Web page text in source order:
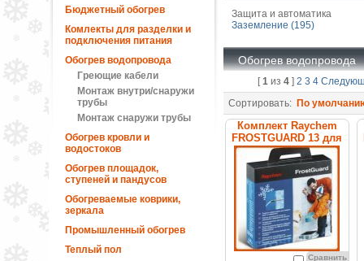
Бюджетный обогрев
Комлекты для разделки и
подключения питания
Обогрев водопровода
Греющие кабели
Монтаж внутри/снаружи
трубы
Монтаж снаружи трубы
Обогрев кровли и
водостоков
Обогрев площадок,
ступеней и пандусов
Обогреваемые коврики,
зеркала
Промышленный обогрев
Теплый пол
Защита и автоматика
Заземление (195)
Обогрев водопровода
[1из 4] 2 3 4
Сортировать: По
Комплект Raychem
FROSTGUARD 13 для
обогрева труб
Сравнить